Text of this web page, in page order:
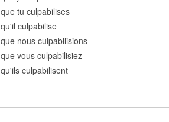
que tu culpabilises
qu'il culpabilise
que nous culpabilisions
que vous culpabilisiez
qu'ils culpabilisent